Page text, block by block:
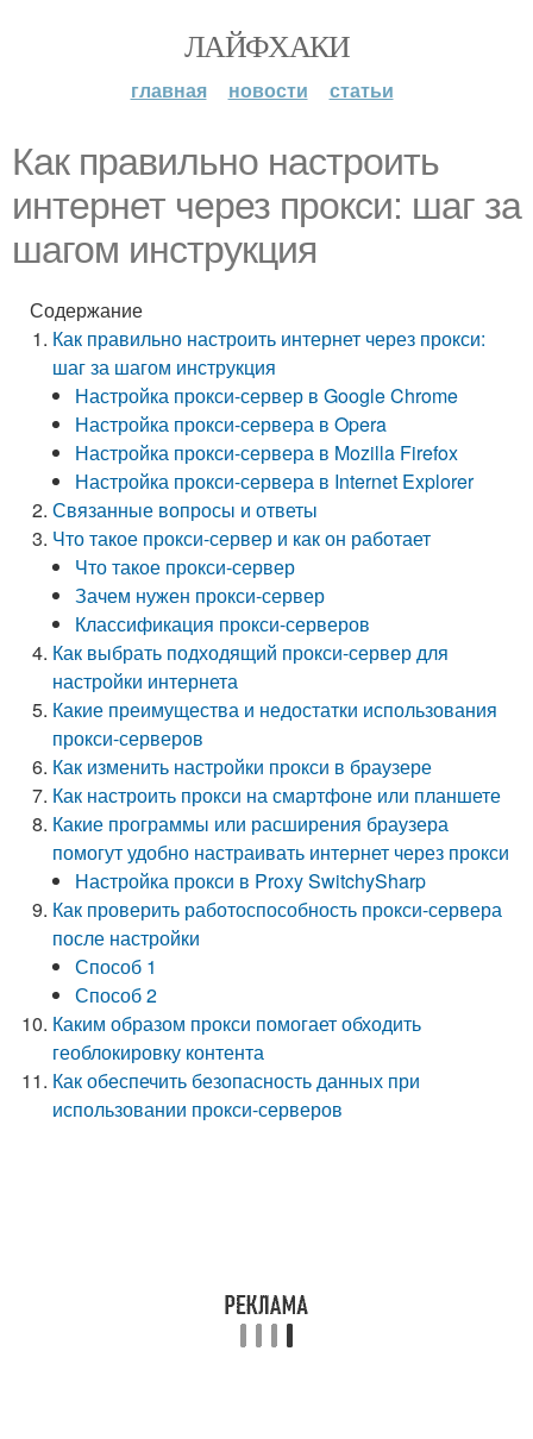
ЛАЙФХАКИ
главная новости статьи
Как правильно настроить
интернет через прокси: шаг за
шагом инструкция
Содержание
Как правильно настроить интернет через прокси:
шаг за шагом инструкция
Настройка прокси-сервер в Google Chrome
Настройка прокси-сервера в Opera
Настройка прокси-сервера в Mozilla Firefox
Настройка прокси-сервера в Internet Explorer
Связанные вопросы и ответы
Что такое прокси-сервер и как он работает
Что такое прокси-сервер
Зачем нужен прокси-сервер
Классификация прокси-серверов
Как выбрать подходящий прокси-сервер для
настройки интернета
Какие преимущества и недостатки использования
прокси-серверов
Как изменить настройки прокси в браузере
Как настроить прокси на смартфоне или планшете
Какие программы или расширения браузера
помогут удобно настраивать интернет через прокси
Настройка прокси в Proxy SwitchySharp
Как проверить работоспособность прокси-сервера
после настройки
Способ 1
Способ 2
Каким образом прокси помогает обходить
геоблокировку контента
Как обеспечить безопасность данных при
использовании прокси-серверов